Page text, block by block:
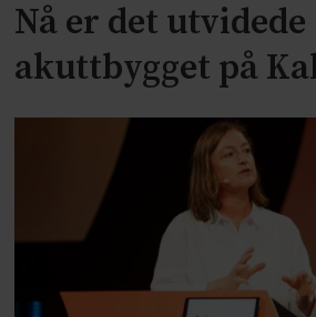
Nå er det utvidede
akuttbygget på